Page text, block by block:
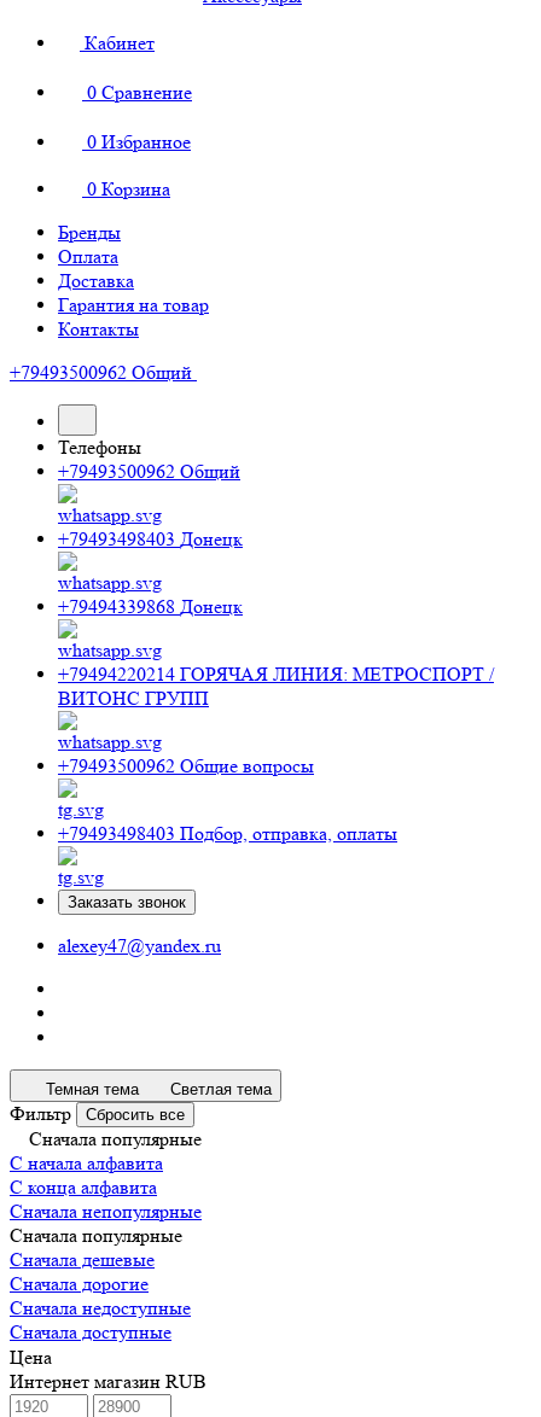
Кабинет
0 Сравнение
0 Избранное
0 Корзина
Бренды
Оплата
Доставка
Гарантия на товар
Контакты
+79493500962 Общий
Телефоны
+79493500962 Общий
+79493498403 Донецк
+79494339868 Донецк
+79494220214 ГОРЯЧАЯ ЛИНИЯ: МЕТРОСПОРТ /
ВИТОНС ГРУПП
+79493500962 Общие вопросы
+79493498403 Подбор, отправка, оплаты
Заказать звонок
alexey47@yandex.ru
Темная тема Светлая тема
Фильтр Сбросить все
Сначала популярные
С начала алфавита
С конца алфавита
Сначала непопулярные
Сначала популярные
Сначала дешевые
Сначала дорогие
Сначала недоступные
Сначала доступные
Цена
Интернет магазин RUB